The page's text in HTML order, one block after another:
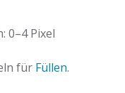
0–4 Pixel
für Füllen.